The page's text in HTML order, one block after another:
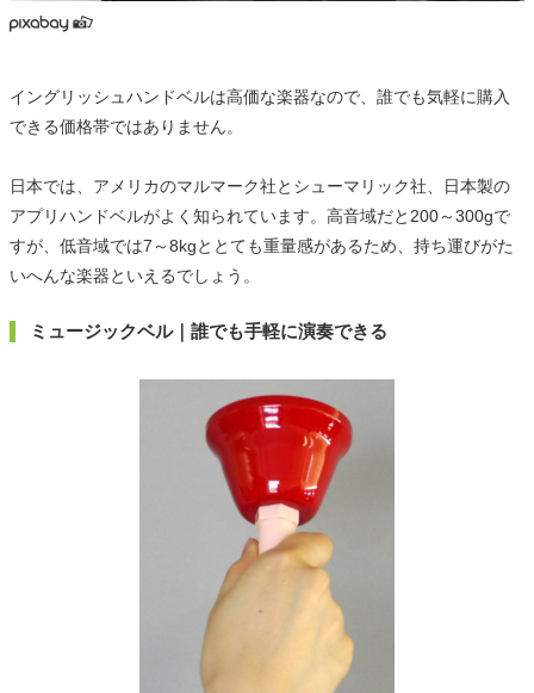
イングリッシュハンドベルは高価な楽器なので、誰でも気軽に購入
できる価格帯ではありません。
日本では、アメリカのマルマーク社とシューマリック社、日本製の
アプリハンドベルがよく知られています。高音域だと200～300gで
すが、低音域では7～8kgととても重量感があるため、持ち運びがた
いへんな楽器といえるでしょう。
ミュージックベル｜誰でも手軽に演奏できる